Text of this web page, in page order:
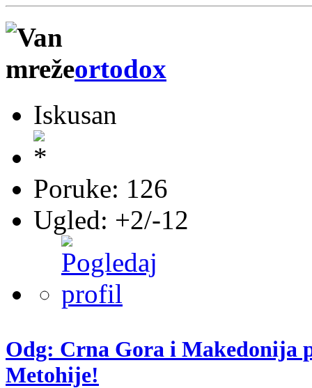
ortodox
Iskusan
Poruke: 126
Ugled: +2/-12
Odg: Crna Gora i Makedonija
Metohije!